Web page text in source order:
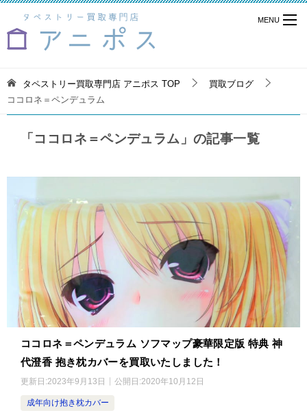
タペストリー買取専門店 アニポス TOP
買取ブログ
ココロネ＝ペンデュラム
「ココロネ＝ペンデュラム」の記事一覧
ココロネ＝ペンデュラム ソフマップ豪華限定版 特典 神
代澄香 抱き枕カバーを買取いたしました！
更新日:2023年9月13日 公開日:2020年10月12日
成年向け抱き枕カバー